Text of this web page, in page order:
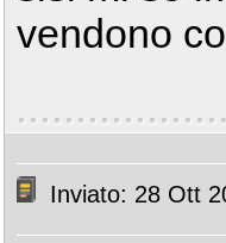
vendono
Inviato: 28 Ott